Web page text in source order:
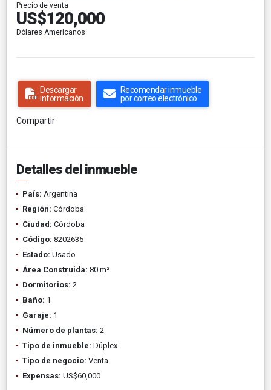
Precio de venta
US$120,000
Dólares Americanos
Descargar
información
Recomendar inmueble
por correo electrónico
Compartir
Detalles del inmueble
País: Argentina
Región: Córdoba
Ciudad: Córdoba
Código: 8202635
Estado: Usado
Área Construida: 80 m²
Dormitorios: 2
Baño: 1
Garaje: 1
Número de plantas: 2
Tipo de inmueble: Dúplex
Tipo de negocio: Venta
Expensas: US$60,000